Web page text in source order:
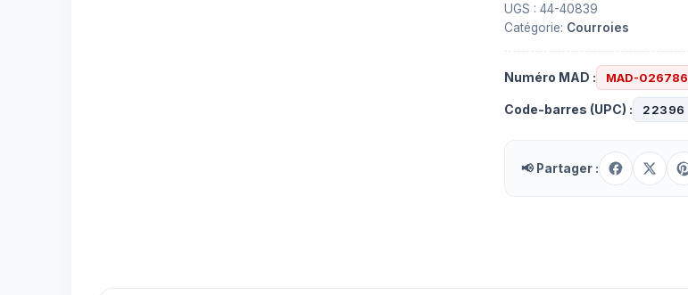
4.844''
x
0.158''
UGS : 44-40839
Catégorie: Courroies
Numéro MAD : MAD-026786
Code-barres (UPC) : 22396
📢 Partager :